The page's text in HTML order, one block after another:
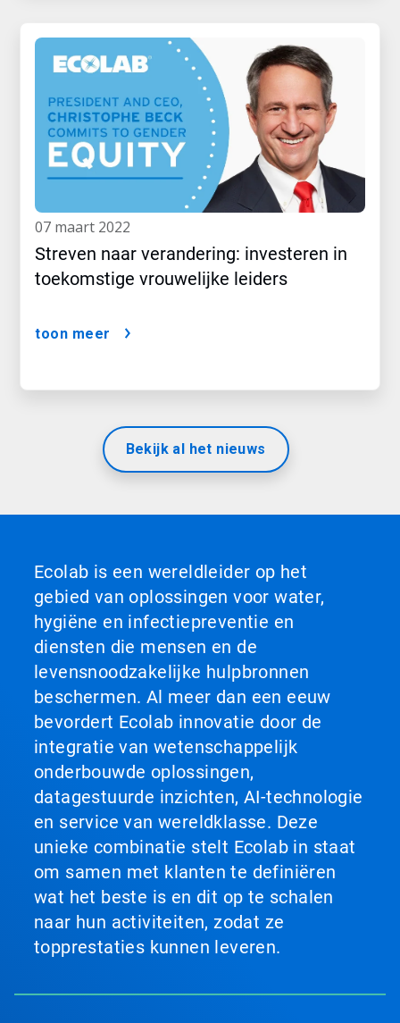
07 maart 2022
Streven naar verandering: investeren in
toekomstige vrouwelijke leiders
toon meer
Bekijk al het nieuws
Ecolab is een wereldleider op het
gebied van oplossingen voor water,
hygiëne en infectiepreventie en
diensten die mensen en de
levensnoodzakelijke hulpbronnen
beschermen. Al meer dan een eeuw
bevordert Ecolab innovatie door de
integratie van wetenschappelijk
onderbouwde oplossingen,
datagestuurde inzichten, AI-technologie
en service van wereldklasse. Deze
unieke combinatie stelt Ecolab in staat
om samen met klanten te definiëren
wat het beste is en dit op te schalen
naar hun activiteiten, zodat ze
topprestaties kunnen leveren.